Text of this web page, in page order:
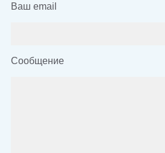
Ваш email
Сообщение